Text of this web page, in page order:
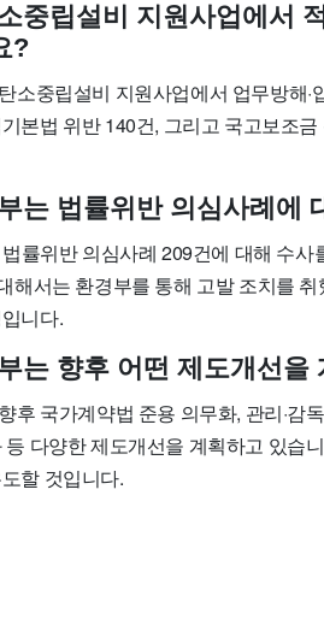
중립설비 지원사업에서
?
소중립설비 지원사업에서 업무방해
본법 위반 140건, 그리고 국고보조
는 법률위반 의심사례에
률위반 의심사례 209건에 대해 수
해서는 환경부를 통해 고발 조치를
니다.
는 향후 어떤 제도개선을
후 국가계약법 준용 의무화, 관리·감
다양한 제도개선을 계획하고 있습
할 것입니다.